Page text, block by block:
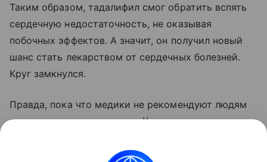
Таким образом, тадалифил смог обратить вспять
сердечную недостаточность, не оказывая
побочных эффектов. А значит, он получил новый
шанс стать лекарством от сердечных болезней.
Круг замкнулся.
Правда, пока что медики не рекомендуют людям
заниматься самолечением. Хоть сердце овцы и
абсолютной безопасности препарата еще рано.